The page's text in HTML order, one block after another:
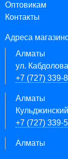
Оптовикам
Контакты
Адреса
Алматы
ул.
+7 (727) 339-
Алматы
+7 (727) 339-
Алматы